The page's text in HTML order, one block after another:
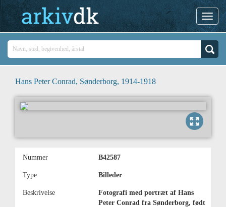
Hans Peter Conrad, Sønderborg, 1914-1918
Nummer B42587
Type Billeder
Beskrivelse
Fotografi med portræt af Hans
Peter Conrad fra Sønderborg, født